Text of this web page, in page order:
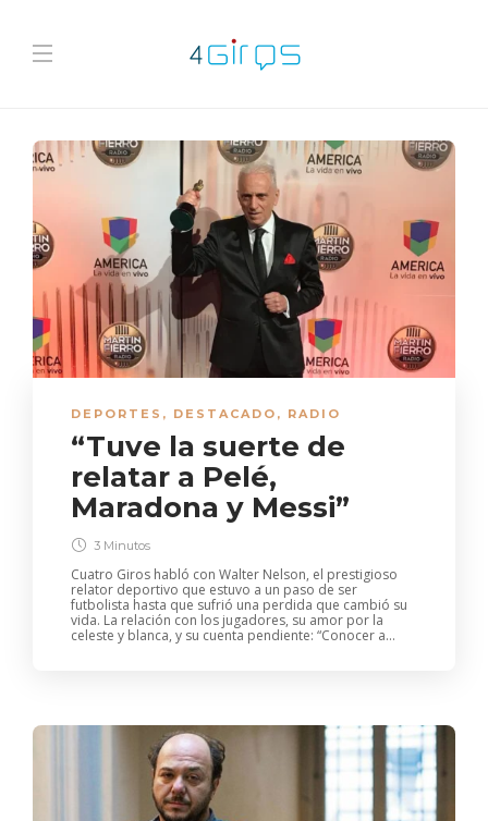
DEPORTES , DESTACADO , RADIO
“Tuve la suerte de
relatar a Pelé,
Maradona y Messi”
3 Minutos
Cuatro Giros habló con Walter Nelson, el prestigioso
relator deportivo que estuvo a un paso de ser
futbolista hasta que sufrió una perdida que cambió su
vida. La relación con los jugadores, su amor por la
celeste y blanca, y su cuenta pendiente: “Conocer a...